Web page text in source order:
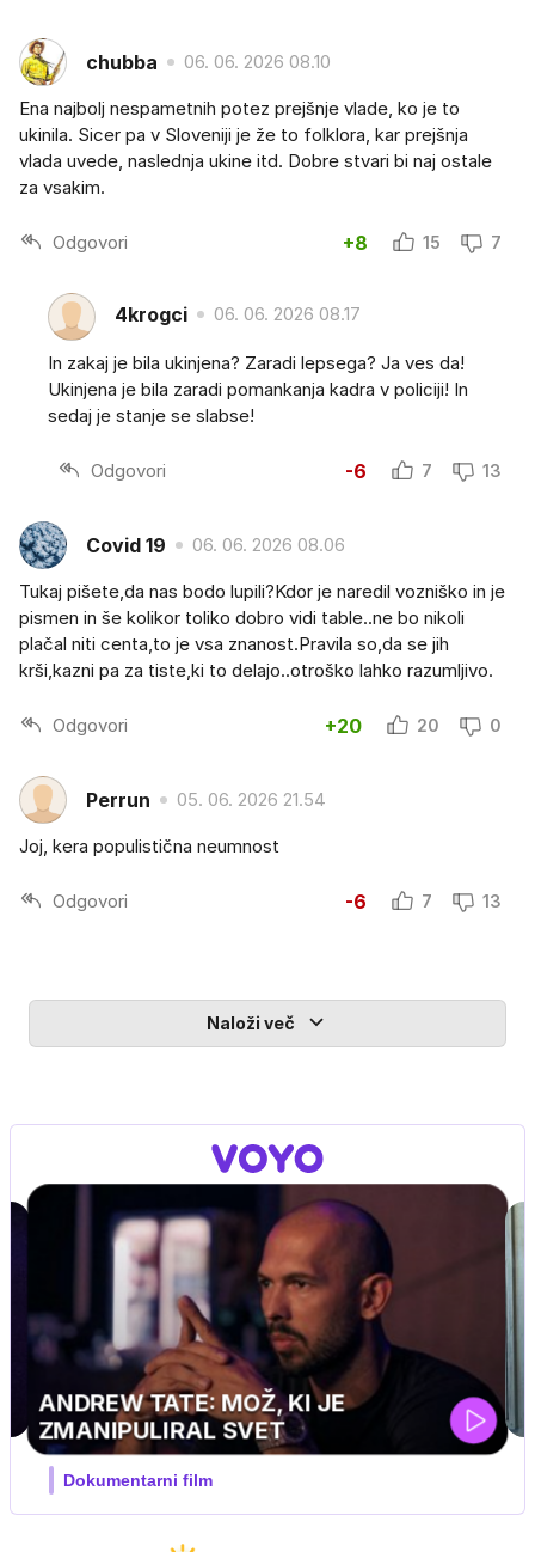
chubba 06. 06. 2026 08.10
Ena najbolj nespametnih potez prejšnje vlade, ko je to
ukinila. Sicer pa v Sloveniji je že to folklora, kar prejšnja
vlada uvede, naslednja ukine itd. Dobre stvari bi naj ostale
za vsakim.
Odgovori +8 15 7
4krogci 06. 06. 2026 08.17
In zakaj je bila ukinjena? Zaradi lepsega? Ja ves da!
Ukinjena je bila zaradi pomankanja kadra v policiji! In
sedaj je stanje se slabse!
Odgovori -6 7 13
Covid 19 06. 06. 2026 08.06
Tukaj pišete,da nas bodo lupili?Kdor je naredil vozniško in je
pismen in še kolikor toliko dobro vidi table..ne bo nikoli
plačal niti centa,to je vsa znanost.Pravila so,da se jih
krši,kazni pa za tiste,ki to delajo..otroško lahko razumljivo.
Odgovori +20 20 0
Perrun 05. 06. 2026 21.54
Joj, kera populistična neumnost
Odgovori -6 7 13
Naloži več